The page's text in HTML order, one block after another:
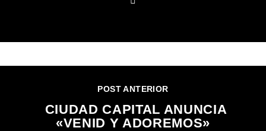
POST ANTERIOR
CIUDAD CAPITAL ANUNCIA
«VENID Y ADOREMOS»